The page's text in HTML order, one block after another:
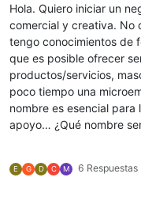
Hola. Quiero iniciar un
comercial y creativa. No
tengo conocimientos de
que es posible ofrecer
productos/servicios,
poco tiempo una
nombre es esencial
apoyo… ¿Qué nombre
E G D C M 6 Respuestas